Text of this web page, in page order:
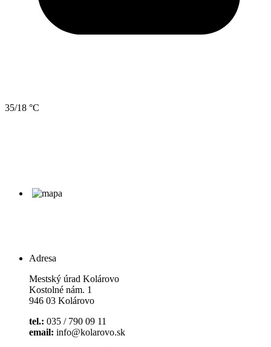
35/18 °C
Adresa
Mestský úrad Kolárovo
Kostolné nám. 1
946 03 Kolárovo
tel.: 035 / 790 09 11
email: info@kolarovo.sk